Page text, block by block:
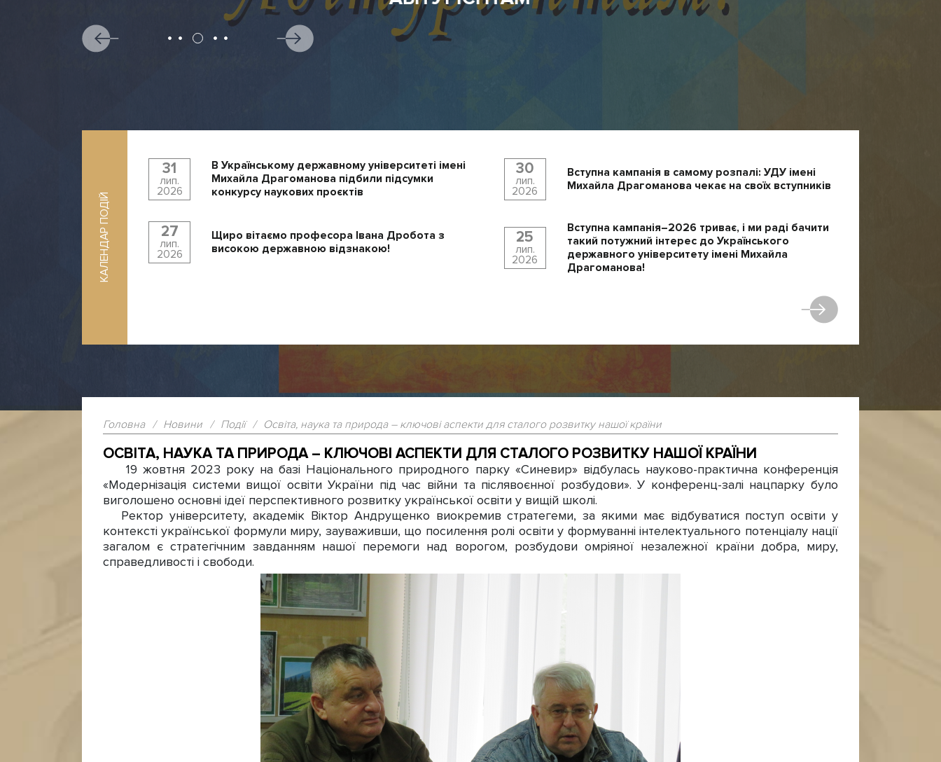
КАЛЕНДАР ПОДІЙ
31
лип.
2026
В Українському державному університеті імені
Михайла Драгоманова підбили підсумки
конкурсу наукових проєктів
30
лип.
2026
Вступна кампанія в самому розпалі: УДУ імені
Михайла Драгоманова чекає на своїх вступників
27
лип.
2026
Щиро вітаємо професора Івана Дробота з
високою державною відзнакою!
25
лип.
2026
Вступна кампанія–2026 триває, і ми раді бачити
такий потужний інтерес до Українського
державного університету імені Михайла
Драгоманова!
Головна / Новини / Події / Освіта, наука та природа – ключові аспекти для сталого розвитку нашої країни
ОСВІТА, НАУКА ТА ПРИРОДА – КЛЮЧОВІ АСПЕКТИ ДЛЯ СТАЛОГО РОЗВИТКУ НАШОЇ КРАЇНИ
19 жовтня 2023 року на базі Національного природного парку «Синевир» відбулась науково-практична конференція
«Модернізація системи вищої освіти України під час війни та післявоєнної розбудови». У конференц-залі нацпарку було
виголошено основні ідеї перспективного розвитку української освіти у вищій школі.
Ректор університету, академік Віктор Андрущенко виокремив стратегеми, за якими має відбуватися поступ освіти у
контексті української формули миру, зауваживши, що посилення ролі освіти у формуванні інтелектуального потенціалу нації
загалом є стратегічним завданням нашої перемоги над ворогом, розбудови омріяної незалежної країни добра, миру,
справедливості і свободи.